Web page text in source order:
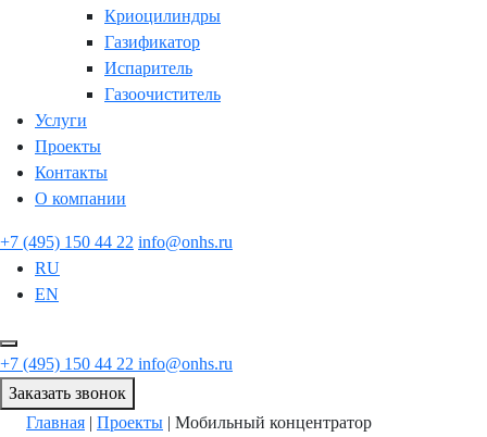
Криоцилиндры
Газификатор
Испаритель
Газоочиститель
Услуги
Проекты
Контакты
О компании
+7 (495) 150 44 22 info@onhs.ru
RU
EN
+7 (495) 150 44 22 info@onhs.ru
Заказать звонок
Главная | Проекты | Мобильный концентратор